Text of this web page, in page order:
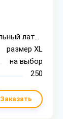
натуральный латекс
размер XL
на выбор
250
Заказать